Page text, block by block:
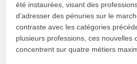
été instaurées, visant des
d’adresser des pénuries sur le
contraste avec les catégories
plusieurs professions, ces nouvelles
concentrent sur quatre métiers